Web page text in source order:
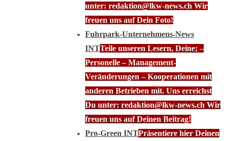
unter: redaktion@lkw-news.ch Wir
freuen uns auf Dein Foto!
Fuhrpark-Unternehmens-News
INTTeile unseren Lesern, Deine; –
Personelle – Management-
Veränderungen – Kooperationen mit
anderen Betrieben mit. Uns erreichst
Du unter: redaktion@lkw-news.ch Wir
freuen uns auf Deinen Beitrag!
Pro-Green INTPräsentiere hier Deinen